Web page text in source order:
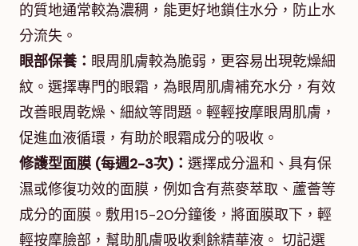
的質地通常較為濃稠，能更好地鎖住水分，防止水
分流失。
眼部保養： 眼周肌膚較為脆弱，更容易出現乾燥細
紋。選擇專門的眼霜，為眼周肌膚補充水分，有效
改善眼周乾燥、細紋等問題。輕輕按摩眼周肌膚，
促進血液循環，有助於眼霜成分的吸收。
修護型面膜 (每週2-3次)： 選擇成分溫和、具有保
濕或修復功效的面膜，例如含有燕麥萃取、蘆薈等
成分的面膜。敷用15-20分鐘後，將面膜取下，輕
輕按摩臉部，幫助肌膚吸收剩餘精華液。 切記選